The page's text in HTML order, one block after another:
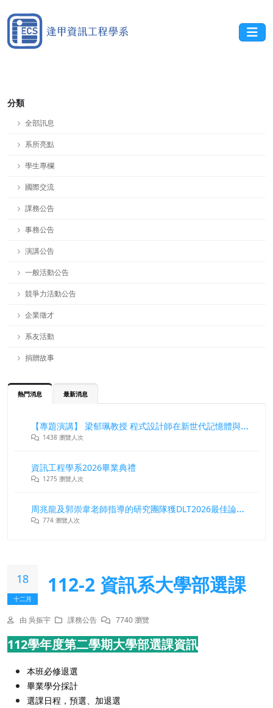
分類
全部訊息
系所亮點
學生專欄
國際交流
課務公告
事務公告
演講公告
一般活動公告
競爭力活動公告
企業徵才
系友活動
捐贈故事
熱門消息 最新消息
【專題演講】 梁郁珮教授 程式設計師在新世代記憶體與儲存系統中的角色與挑戰
1438 瀏覽人次
資訊工程學系2026畢業典禮
1275 瀏覽人次
周兆龍及郭崇韋老師指導的研究團隊獲DLT2026最佳論文獎
774 瀏覽人次
18
十二月
112-2 資訊系大學部選課
由 吳振宇 課務公告 7740 瀏覽
112學年度第二學期大學部選課資訊
本班必修退選
畢業學分採計
選課日程，預選、加退選